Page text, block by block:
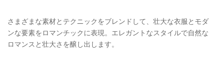
さまざまな素材とテクニックをブレンドして、壮大な衣服とモダ
ンな要素をロマンチックに表現。エレガントなスタイルで自然な
ロマンスと壮大さを醸し出します。